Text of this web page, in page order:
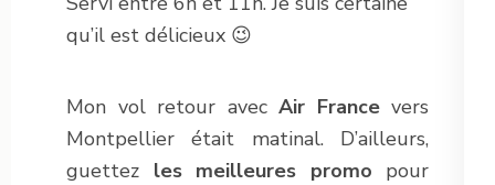
qu’il est délicieux 😉
Mon vol retour avecAir Francevers
Montpellier était matinal. D’ailleurs,
guettez les meilleures promo pour